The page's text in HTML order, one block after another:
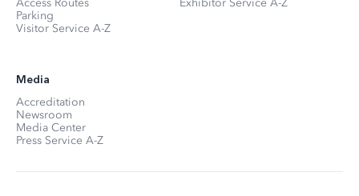
Access Routes
Parking
Visitor Service A-Z
Exhibitor Service A-Z
Media
Accreditation
Newsroom
Media Center
Press Service A-Z